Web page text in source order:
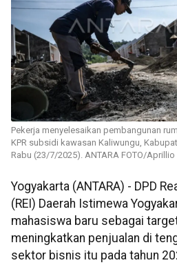
Pekerja menyelesaikan pembangunan
KPR subsidi kawasan Kaliwungu,
Rabu (23/7/2025). ANTARA FOTO/
Yogyakarta (ANTARA) - DPD
(REI) Daerah Istimewa
mahasiswa baru sebagai
meningkatkan penjualan di
sektor bisnis itu pada tahun